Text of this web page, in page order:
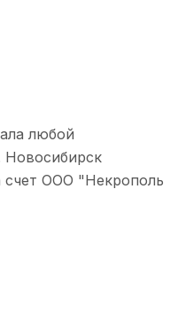
любой
Новосибирск
счет ООО "Некрополь